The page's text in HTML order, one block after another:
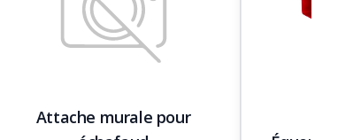
Attache murale pour